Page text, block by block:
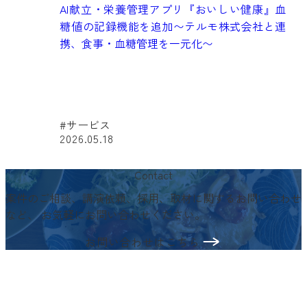
AI献立・栄養管理アプリ『おいしい健康』血
糖値の記録機能を追加〜テルモ株式会社と連
携、食事・血糖管理を一元化〜
#サービス
2026.05.18
Contact
案件のご相談、講演依頼、採用、取材に関するお問い合わせ
など、お気軽にお問い合わせください。
お問い合わせはこちら